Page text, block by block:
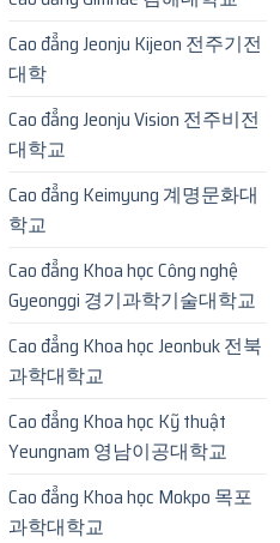
Cao đẳng Jeonju Kijeon 전주기전
대학
Cao đẳng Jeonju Vision 전주비전
대학교
Cao đẳng Keimyung 계명문화대
학교
Cao đẳng Khoa học Công nghệ
Gyeonggi 경기과학기술대학교
Cao đẳng Khoa học Jeonbuk 전북
과학대학교
Cao đẳng Khoa học Kỹ thuật
Yeungnam 영남이공대학교
Cao đẳng Khoa học Mokpo 목포
과학대학교